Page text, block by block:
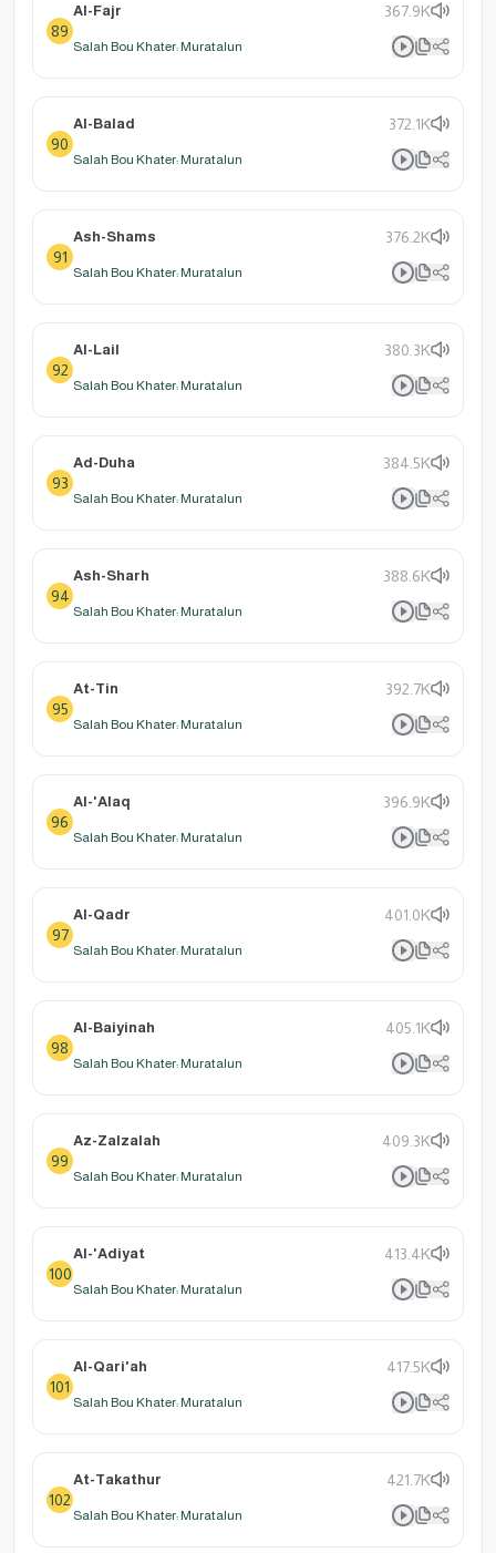
89
Al-Fajr 367.9K
Salah Bou Khater: Muratalun
90
Al-Balad 372.1K
Salah Bou Khater: Muratalun
91
Ash-Shams 376.2K
Salah Bou Khater: Muratalun
92
Al-Lail 380.3K
Salah Bou Khater: Muratalun
93
Ad-Duha 384.5K
Salah Bou Khater: Muratalun
94
Ash-Sharh 388.6K
Salah Bou Khater: Muratalun
95
At-Tin 392.7K
Salah Bou Khater: Muratalun
96
Al-'Alaq 396.9K
Salah Bou Khater: Muratalun
97
Al-Qadr 401.0K
Salah Bou Khater: Muratalun
98
Al-Baiyinah 405.1K
Salah Bou Khater: Muratalun
99
Az-Zalzalah 409.3K
Salah Bou Khater: Muratalun
100
Al-'Adiyat 413.4K
Salah Bou Khater: Muratalun
101
Al-Qari'ah 417.5K
Salah Bou Khater: Muratalun
102
At-Takathur 421.7K
Salah Bou Khater: Muratalun